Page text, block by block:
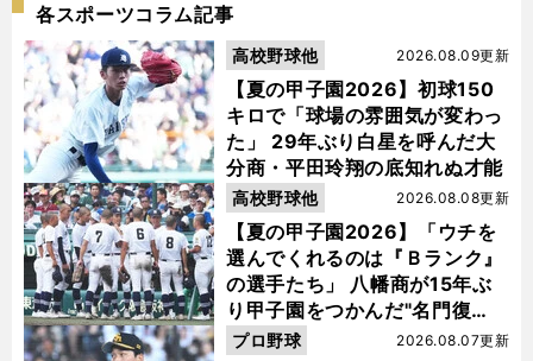
各スポーツコラム記事
【夏の甲子園2026】初球150
キロで「球場の雰囲気が変わっ
た」 29年ぶり白星を呼んだ大
分商・平田玲翔の底知れぬ才能
2026.08.09更新
高校野球他
【夏の甲子園2026】「ウチを
選んでくれるのは『Ｂランク』
の選手たち」 八幡商が15年ぶ
り甲子園をつかんだ"名門復
活"の舞台裏
2026.08.08更新
高校野球他
2026.08.07更新
プロ野球